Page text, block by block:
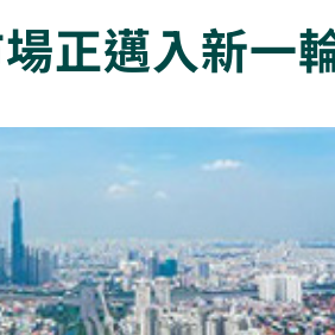
正邁入新一